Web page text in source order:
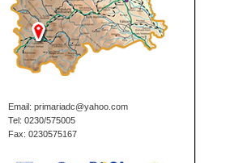
Email: primariadc@yahoo.com
Tel: 0230/575005
Fax: 0230575167